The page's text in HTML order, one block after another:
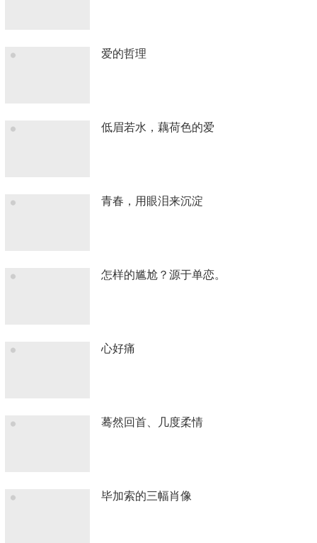
爱的哲理
低眉若水，藕荷色的爱
青春，用眼泪来沉淀
怎样的尴尬？源于单恋。
心好痛
蓦然回首、几度柔情
毕加索的三幅肖像